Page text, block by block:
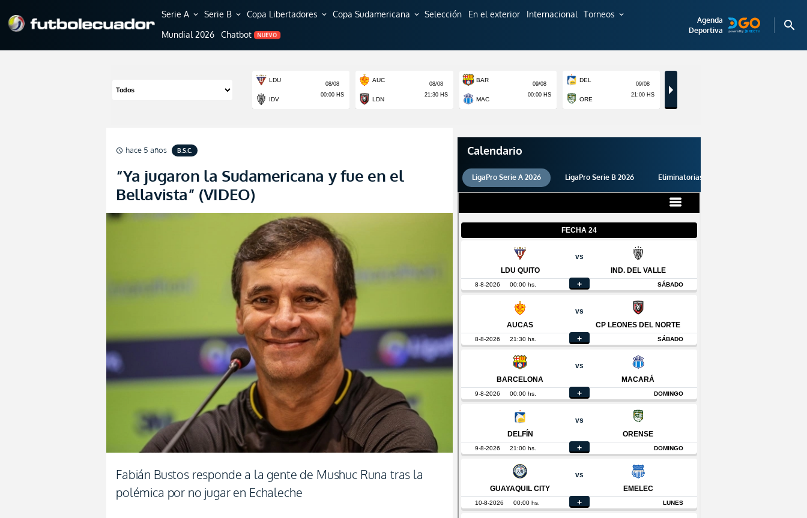
Serie A expand_more Serie B expand_more Copa Libertadores expand_more Copa Sudamericana expand_more Selección En el exterior Internacional Torneos expand_more
Mundial 2026 Chatbot NUEVO
Agenda
Deportiva
search
schedule hace 5 años B.S.C.
“Ya jugaron la Sudamericana y fue en el
Bellavista” (VIDEO)
Fabián Bustos responde a la gente de Mushuc Runa tras la
polémica por no jugar en Echaleche
Calendario
LigaPro Serie A 2026 LigaPro Serie B 2026 Eliminatorias 2026